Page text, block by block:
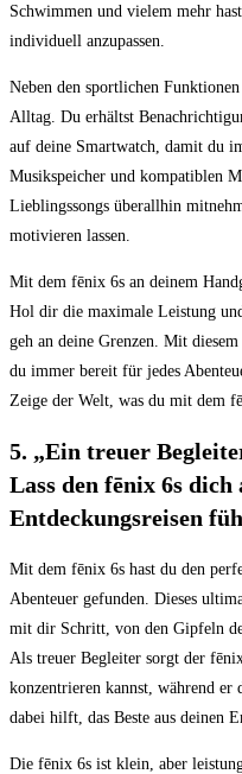
Schwimmen und vielem mehr⁤
individuell anzupassen.
Neben den sportlichen
Alltag.​ Du erhältst
auf⁢ deine Smartwatch, damit du
Musikspeicher und kompatiblen
Lieblingssongs überallhin
‍motivieren lassen.
Mit‍ dem fēnix⁤ 6s⁤ an deinem
Hol ⁢dir die maximale ⁣Leistung‌
geh an ⁢deine Grenzen.‍ Mit
du immer⁣ bereit für jedes
Zeige der‍ Welt,⁢ was du ‌mit⁣ dem
5.⁤ „Ein treuer
Lass den ⁣fēnix 6s dich
Entdeckungsreisen
Mit ​dem fēnix 6s hast ​du⁢ den
Abenteuer gefunden. Dieses
mit dir Schritt, von den Gipfeln
Als treuer ​Begleiter sorgt der
konzentrieren kannst, während
dabei hilft, das Beste aus deinen
Die fēnix⁣ 6s‍ ist klein, aber